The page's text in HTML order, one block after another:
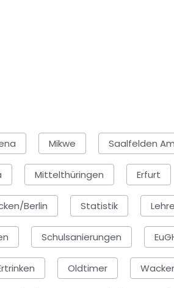
Mikwe Saalfelden
Mittelthüringen Erfurt
Berlin Statistik
Schulsanierungen
Oldtimer